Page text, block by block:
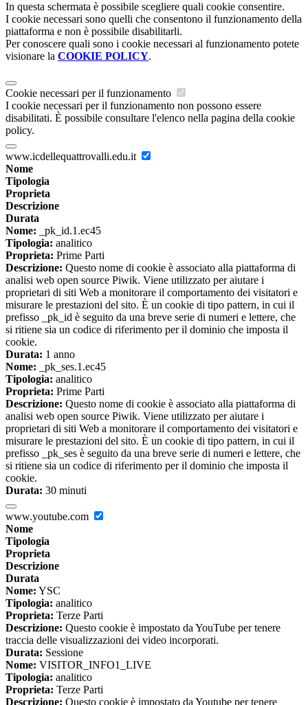
In questa schermata è possibile scegliere quali cookie consentire.
I cookie necessari sono quelli che consentono il funzionamento della
piattaforma e non è possibile disabilitarli.
Per conoscere quali sono i cookie necessari al funzionamento potete
visionare la COOKIE POLICY.
Cookie necessari per il funzionamento
I cookie necessari per il funzionamento non possono essere
disabilitati. È possibile consultare l'elenco nella pagina della cookie
policy.
www.icdellequattrovalli.edu.it
Nome
Tipologia
Proprieta
Descrizione
Durata
Nome: _pk_id.1.ec45
Tipologia: analitico
Proprieta: Prime Parti
Descrizione: Questo nome di cookie è associato alla piattaforma di
analisi web open source Piwik. Viene utilizzato per aiutare i
proprietari di siti Web a monitorare il comportamento dei visitatori e
misurare le prestazioni del sito. È un cookie di tipo pattern, in cui il
prefisso _pk_id è seguito da una breve serie di numeri e lettere, che
si ritiene sia un codice di riferimento per il dominio che imposta il
cookie.
Durata: 1 anno
Nome: _pk_ses.1.ec45
Tipologia: analitico
Proprieta: Prime Parti
Descrizione: Questo nome di cookie è associato alla piattaforma di
analisi web open source Piwik. Viene utilizzato per aiutare i
proprietari di siti Web a monitorare il comportamento dei visitatori e
misurare le prestazioni del sito. È un cookie di tipo pattern, in cui il
prefisso _pk_ses è seguito da una breve serie di numeri e lettere, che
si ritiene sia un codice di riferimento per il dominio che imposta il
cookie.
Durata: 30 minuti
www.youtube.com
Nome
Tipologia
Proprieta
Descrizione
Durata
Nome: YSC
Tipologia: analitico
Proprieta: Terze Parti
Descrizione: Questo cookie è impostato da YouTube per tenere
traccia delle visualizzazioni dei video incorporati.
Durata: Sessione
Nome: VISITOR_INFO1_LIVE
Tipologia: analitico
Proprieta: Terze Parti
Descrizione: Questo cookie è impostato da Youtube per tenere